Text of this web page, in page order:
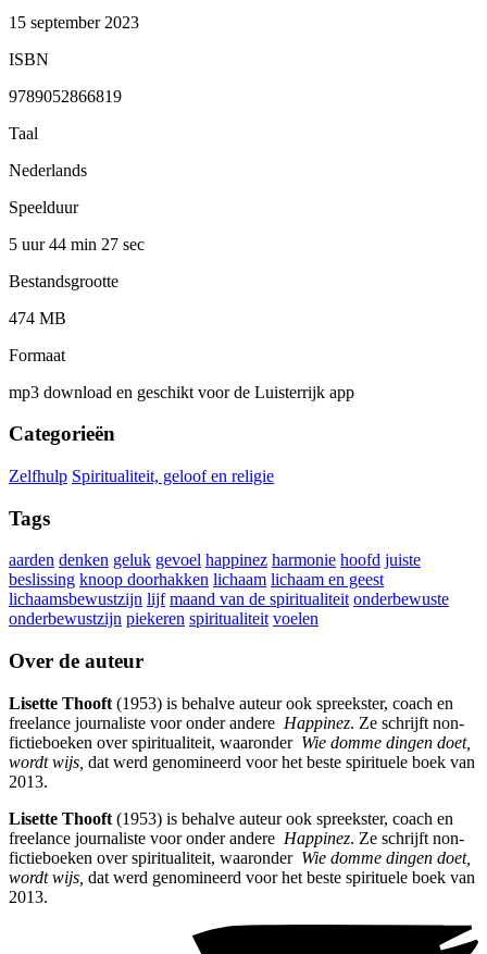
15 september 2023
ISBN
9789052866819
Taal
Nederlands
Speelduur
5 uur 44 min 27 sec
Bestandsgrootte
474 MB
Formaat
mp3 download en geschikt voor de Luisterrijk app
Categorieën
Zelfhulp Spiritualiteit, geloof en religie
Tags
aarden denken geluk gevoel happinez harmonie hoofd juiste
beslissing knoop doorhakken lichaam lichaam en geest
lichaamsbewustzijn lijf maand van de spiritualiteit onderbewuste
onderbewustzijn piekeren spiritualiteit voelen
Over de auteur
Lisette Thooft (1953) is behalve auteur ook spreekster, coach en
freelance journaliste voor onder andere Happinez. Ze schrijft non-
fictieboeken over spiritualiteit, waaronder Wie domme dingen doet,
wordt wijs, dat werd genomineerd voor het beste spirituele boek van
2013.
Lisette Thooft (1953) is behalve auteur ook spreekster, coach en
freelance journaliste voor onder andere Happinez. Ze schrijft non-
fictieboeken over spiritualiteit, waaronder Wie domme dingen doet,
wordt wijs, dat werd genomineerd voor het beste spirituele boek van
2013.